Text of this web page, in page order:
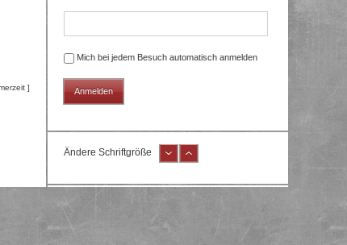
]
Mich bei jedem Besuch automatisch anmelden
Ändere Schriftgröße